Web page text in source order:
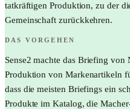
tatkräftigen Produktion, zu der
Gemeinschaft zurückkehren.
DAS VORGEHEN
Sense2 machte das Briefing
Produktion von Markenartikeln
dass die meisten Briefings ein
Produkte im Katalog, die